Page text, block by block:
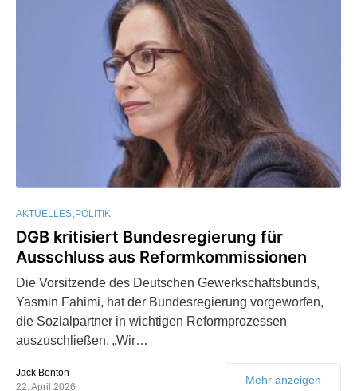
AKTUELLES POLITIK
DGB kritisiert Bundesregierung für
Ausschluss aus Reformkommissionen
Die Vorsitzende des Deutschen Gewerkschaftsbunds,
Yasmin Fahimi, hat der Bundesregierung vorgeworfen,
die Sozialpartner in wichtigen Reformprozessen
auszuschließen. „Wir…
Jack Benton
22. April 2026
Mehr anzeigen